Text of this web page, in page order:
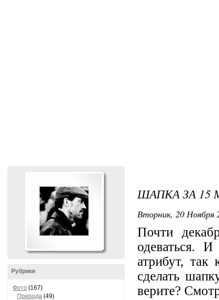
Рубрики
Фото (167)
Природа (49)
ШАПКА ЗА 15
Вторник, 20 Ноября
Почти
одеваться.
атрибут, так
сделать
верите?